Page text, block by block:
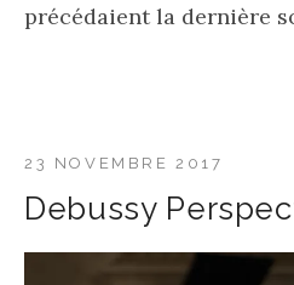
précédaient la dernière
Debussy
23 NOVEMBRE 2017